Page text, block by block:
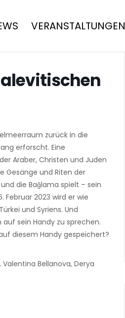
VERANSTALTUNGEN
alevitischen
zurück in die
erforscht. Eine
Araber, Christen und Juden
Gesänge und Riten der
die Bağlama spielt – sein
Februar 2023 wird er wie
und Syriens. Und
sein Handy zu sprechen.
diesem Handy gespeichert?
Bellanova, Derya